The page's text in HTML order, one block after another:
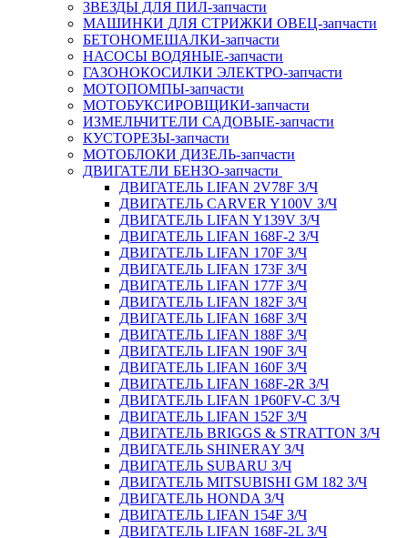
ЗВЕЗДЫ ДЛЯ ПИЛ-запчасти
МАШИНКИ ДЛЯ СТРИЖКИ ОВЕЦ-запчасти
БЕТОНОМЕШАЛКИ-запчасти
НАСОСЫ ВОДЯНЫЕ-запчасти
ГАЗОНОКОСИЛКИ ЭЛЕКТРО-запчасти
МОТОПОМПЫ-запчасти
МОТОБУКСИРОВЩИКИ-запчасти
ИЗМЕЛЬЧИТЕЛИ САДОВЫЕ-запчасти
КУСТОРЕЗЫ-запчасти
МОТОБЛОКИ ДИЗЕЛЬ-запчасти
ДВИГАТЕЛИ БЕНЗО-запчасти
ДВИГАТЕЛЬ LIFAN 2V78F З/Ч
ДВИГАТЕЛЬ CARVER Y100V З/Ч
ДВИГАТЕЛЬ LIFAN Y139V З/Ч
ДВИГАТЕЛЬ LIFAN 168F-2 З/Ч
ДВИГАТЕЛЬ LIFAN 170F З/Ч
ДВИГАТЕЛЬ LIFAN 173F З/Ч
ДВИГАТЕЛЬ LIFAN 177F З/Ч
ДВИГАТЕЛЬ LIFAN 182F З/Ч
ДВИГАТЕЛЬ LIFAN 168F З/Ч
ДВИГАТЕЛЬ LIFAN 188F З/Ч
ДВИГАТЕЛЬ LIFAN 190F З/Ч
ДВИГАТЕЛЬ LIFAN 160F З/Ч
ДВИГАТЕЛЬ LIFAN 168F-2R З/Ч
ДВИГАТЕЛЬ LIFAN 1P60FV-C З/Ч
ДВИГАТЕЛЬ LIFAN 152F З/Ч
ДВИГАТЕЛЬ BRIGGS & STRATTON З/Ч
ДВИГАТЕЛЬ SHINERAY З/Ч
ДВИГАТЕЛЬ SUBARU З/Ч
ДВИГАТЕЛЬ MITSUBISHI GM 182 З/Ч
ДВИГАТЕЛЬ HONDA З/Ч
ДВИГАТЕЛЬ LIFAN 154F З/Ч
ДВИГАТЕЛЬ LIFAN 168F-2L З/Ч